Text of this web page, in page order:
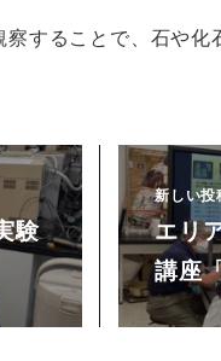
することで、石や
験
新しい
エリ
講座